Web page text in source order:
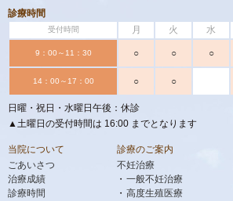
診療時間
受付時間 月 火 水
9：00～11：30 ○ ○ ○
14：00～17：00 ○ ○
日曜・祝日・水曜日午後：休診
▲土曜日の受付時間は 16:00 までとなります
当院について
ごあいさつ
治療成績
診療時間
診療のご案内
不妊治療
一般不妊治療
高度生殖医療